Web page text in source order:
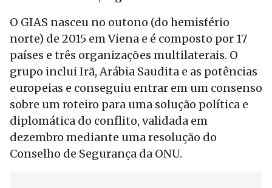
O GIAS nasceu no outono (do hemisfério
norte) de 2015 em Viena e é composto por 17
países e três organizações multilaterais. O
grupo inclui Irã, Arábia Saudita e as potências
europeias e conseguiu entrar em um consenso
sobre um roteiro para uma solução política e
diplomática do conflito, validada em
dezembro mediante uma resolução do
Conselho de Segurança da ONU.